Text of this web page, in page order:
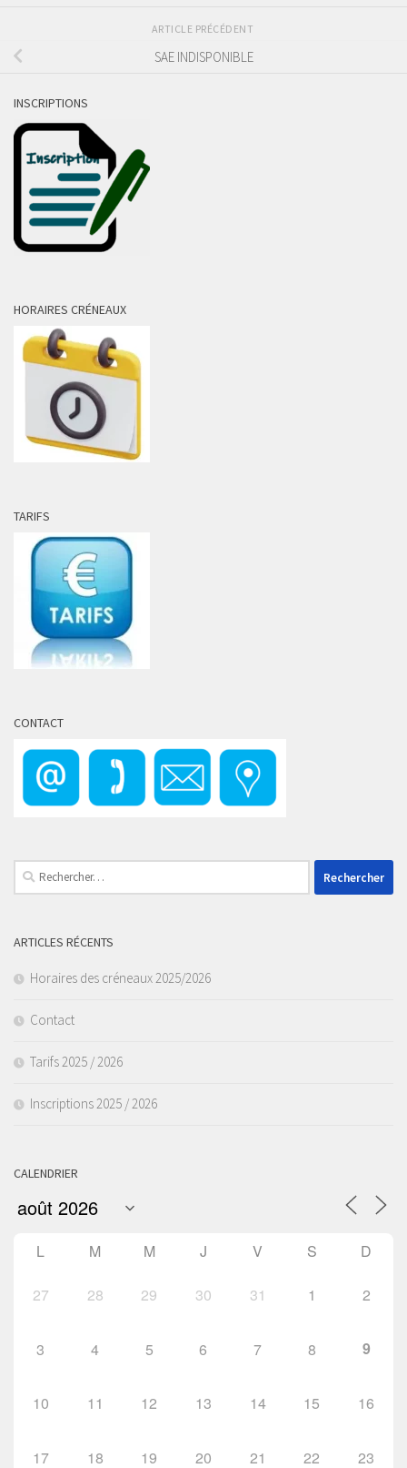
ARTICLE PRÉCÉDENT
SAE INDISPONIBLE
INSCRIPTIONS
HORAIRES CRÉNEAUX
TARIFS
CONTACT
Rechercher :
ARTICLES RÉCENTS
Horaires des créneaux 2025/2026
Contact
Tarifs 2025 / 2026
Inscriptions 2025 / 2026
CALENDRIER
L M M J V S D
27 28 29 30 31 1 2
3 4 5 6 7 8 9
10 11 12 13 14 15 16
17 18 19 20 21 22 23